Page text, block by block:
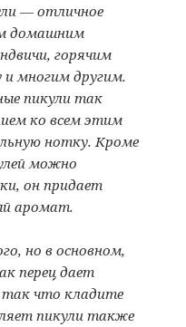
— отличное
домашним
горячим
многим другим.
пикули так
ко всем этим
нотку. Кроме
можно
он придает
аромат.
но в основном,
перец дает
что кладите
пикули также